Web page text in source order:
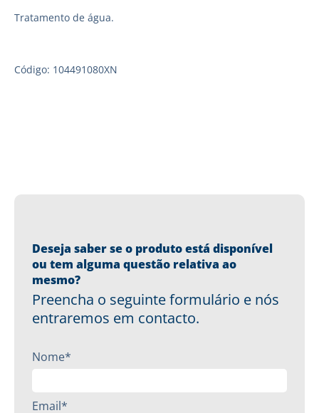
Tratamento de água.
Código: 104491080XN
Deseja saber se o produto está disponível
ou tem alguma questão relativa ao
mesmo?
Preencha o seguinte formulário e nós
entraremos em contacto.
Nome*
Email*